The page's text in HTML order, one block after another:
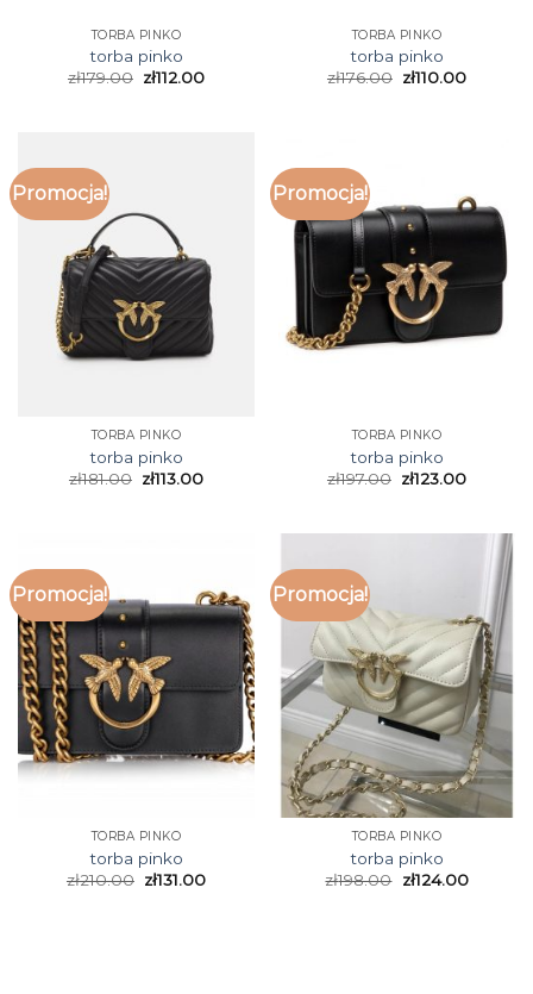
TORBA PINKO
torba pinko
zł179.00 zł112.00
TORBA PINKO
torba pinko
zł176.00 zł110.00
Promocja!
TORBA PINKO
torba pinko
zł181.00 zł113.00
Promocja!
TORBA PINKO
torba pinko
zł197.00 zł123.00
Promocja!
TORBA PINKO
torba pinko
zł210.00 zł131.00
Promocja!
TORBA PINKO
torba pinko
zł198.00 zł124.00